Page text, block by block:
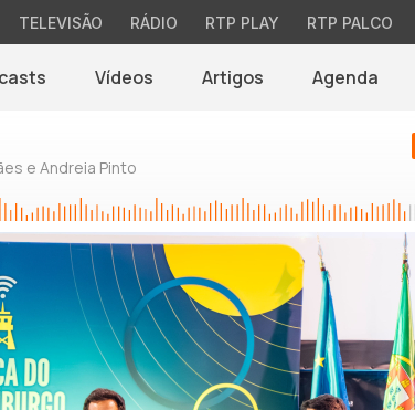
TELEVISÃO RÁDIO RTP PLAY RTP PALCO
Vídeos Artigos Agenda
e Andreia Pinto